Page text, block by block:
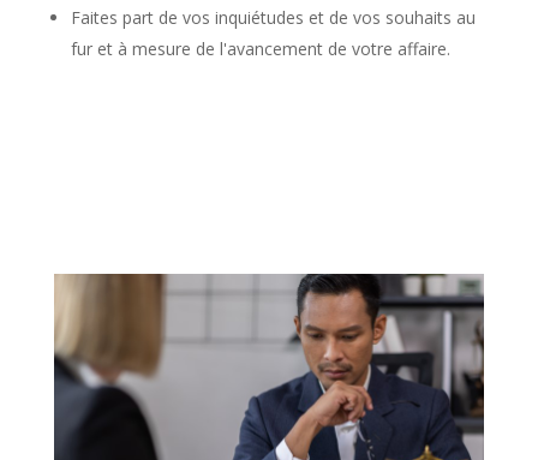
Faites part de vos inquiétudes et de vos souhaits au
fur et à mesure de l'avancement de votre affaire.